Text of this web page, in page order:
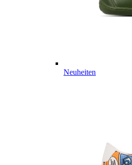
Neuheiten